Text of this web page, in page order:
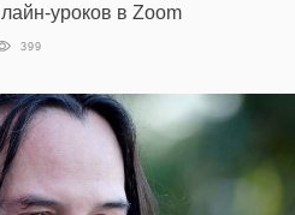
уроков в Zoom
399